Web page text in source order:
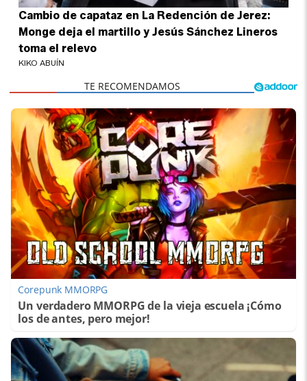
Cambio de capataz en La Redención de Jerez:
Monge deja el martillo y Jesús Sánchez Lineros
toma el relevo
KIKO ABUÍN
Corepunk MMORPG
Un verdadero MMORPG de la vieja escuela ¡Cómo
los de antes, pero mejor!